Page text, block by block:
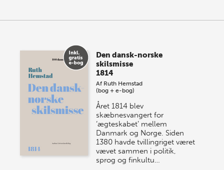
Den dansk-norske
skilsmisse
1814
Af Ruth Hemstad
(bog + e-bog)
Året 1814 blev
skæbnesvangert for
‘ægteskabet’ mellem
Danmark og Norge. Siden
1380 havde tvillingriget været
vævet sammen i politik,
sprog og finkultu…